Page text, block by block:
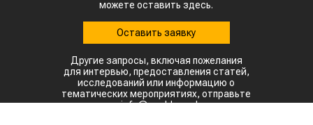
можете оставить здесь.
Оставить заявку
Другие запросы, включая пожелания
для интервью, предоставления статей,
исследований или информацию о
тематических мероприятиях, отправьте
на: info@world-nan.kz